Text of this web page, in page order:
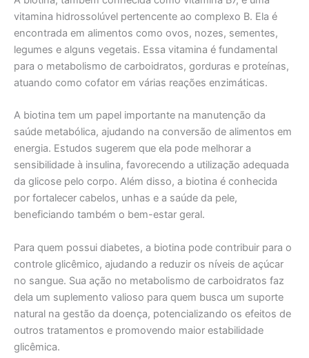
vitamina hidrossolúvel pertencente ao complexo B. Ela é
encontrada em alimentos como ovos, nozes, sementes,
legumes e alguns vegetais. Essa vitamina é fundamental
para o metabolismo de carboidratos, gorduras e proteínas,
atuando como cofator em várias reações enzimáticas.
A biotina tem um papel importante na manutenção da
saúde metabólica, ajudando na conversão de alimentos em
energia. Estudos sugerem que ela pode melhorar a
sensibilidade à insulina, favorecendo a utilização adequada
da glicose pelo corpo. Além disso, a biotina é conhecida
por fortalecer cabelos, unhas e a saúde da pele,
beneficiando também o bem-estar geral.
Para quem possui diabetes, a biotina pode contribuir para o
controle glicêmico, ajudando a reduzir os níveis de açúcar
no sangue. Sua ação no metabolismo de carboidratos faz
dela um suplemento valioso para quem busca um suporte
natural na gestão da doença, potencializando os efeitos de
outros tratamentos e promovendo maior estabilidade
glicêmica.